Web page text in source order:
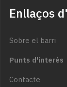
Enllaços
Sobre el barri
Punts d'interès
Contacte